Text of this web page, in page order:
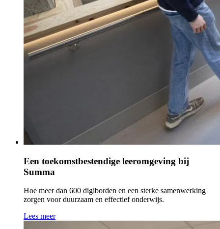
Een toekomstbestendige leeromgeving bij
Summa
Hoe meer dan 600 digiborden en een sterke samenwerking
zorgen voor duurzaam en effectief onderwijs.
Lees meer